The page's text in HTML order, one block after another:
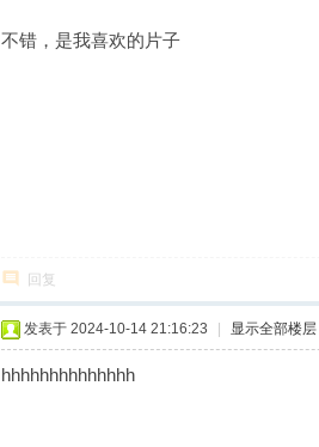
不错，是我喜欢的片子
回复
发表于 2024-10-14 21:16:23 显示全部楼层
hhhhhhhhhhhhhh